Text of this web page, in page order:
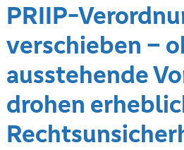
PRIIP-
verschieben –
ausstehende
drohen